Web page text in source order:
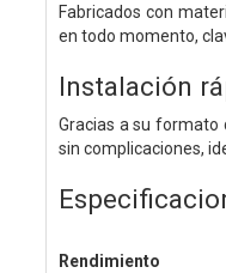
Fabricados con
en todo momento,
Instalación
Gracias a su formato
sin complicaciones,
Rendimiento